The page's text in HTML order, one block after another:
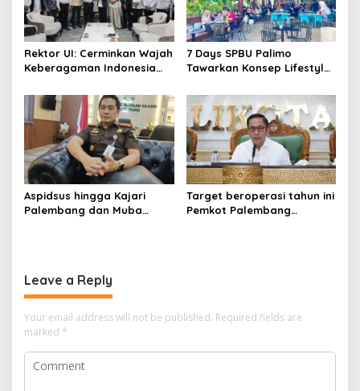
Rektor UI: Cerminkan Wajah
Keberagaman Indonesia
Ibadah Enam Agama
7 Days SPBU Palimo
Tawarkan Konsep Lifestyle
Hangout Baru di Tengah
Kota Palembang
Aspidsus hingga Kajari
Palembang dan Muba
Target beroperasi tahun ini
Pemkot Palembang
Leave a Reply
Your email address will not be published. Required fields are
marked *